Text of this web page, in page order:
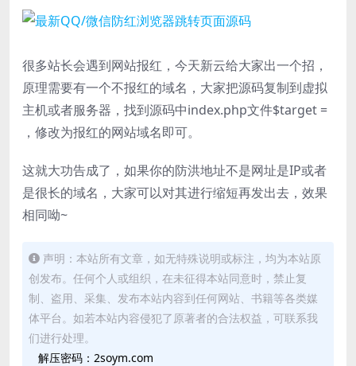
很多站长会遇到网站报红，今天新云给大家出一个招，
原理需要有一个不报红的域名，大家把源码复制到虚拟
主机或者服务器，找到源码中index.php文件$target =
，修改为报红的网站域名即可。
这就大功告成了，如果你的防洪地址不是网址是IP或者
是很长的域名，大家可以对其进行缩短再发出去，效果
相同呦~
声明：本站所有文章，如无特殊说明或标注，均为本站原
创发布。任何个人或组织，在未征得本站同意时，禁止复
制、盗用、采集、发布本站内容到任何网站、书籍等各类媒
体平台。如若本站内容侵犯了原著者的合法权益，可联系我
们进行处理。
解压密码：2soym.com